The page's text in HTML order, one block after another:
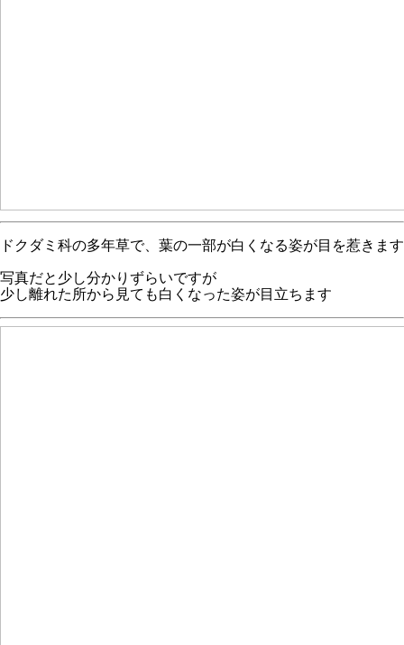
ドクダミ科の多年草で、葉の一部が白くなる姿が目を惹きます
写真だと少し分かりずらいですが
少し離れた所から見ても白くなった姿が目立ちます